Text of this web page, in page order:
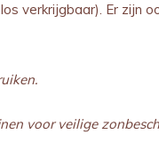
verkrijgbaar). Er zijn
voor veilige